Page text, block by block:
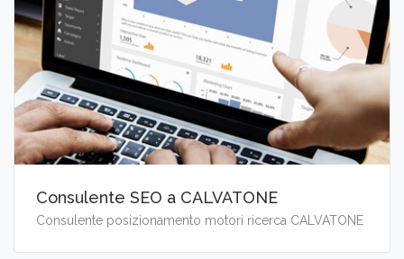
Consulente SEO a CALVATONE
Consulente posizionamento motori ricerca CALVATONE